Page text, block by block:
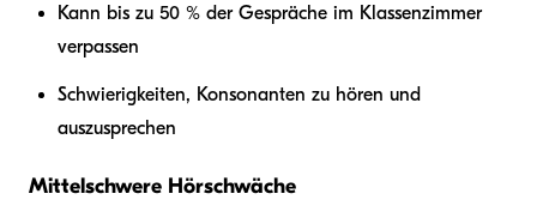
Kann bis zu 50 % der Gespräche im Klassenzimmer
verpassen
Schwierigkeiten, Konsonanten zu hören und
auszusprechen
Mittelschwere Hörschwäche